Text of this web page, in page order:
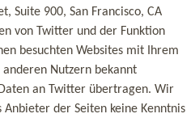
Suite 900, San Francisco, CA
von Twitter und der Funktion
besuchten Websites mit Ihrem
Nutzern bekannt
an Twitter übertragen. Wir
der Seiten keine Kenntnis